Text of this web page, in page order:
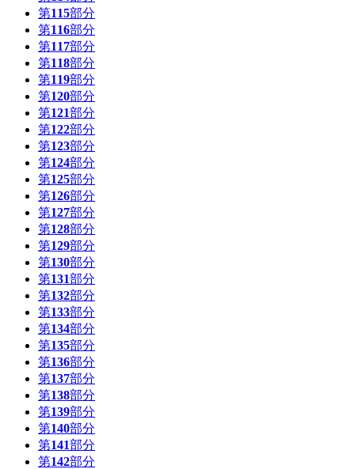
第115部分
第116部分
第117部分
第118部分
第119部分
第120部分
第121部分
第122部分
第123部分
第124部分
第125部分
第126部分
第127部分
第128部分
第129部分
第130部分
第131部分
第132部分
第133部分
第134部分
第135部分
第136部分
第137部分
第138部分
第139部分
第140部分
第141部分
第142部分